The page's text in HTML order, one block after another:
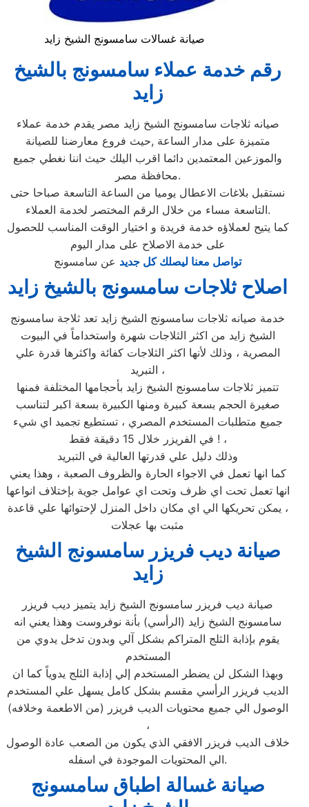
صيانة غسالات سامسونج الشيخ زايد
رقم خدمة عملاء سامسونج بالشيخ
زايد
صيانه ثلاجات سامسونج الشيخ زايد مصر يقدم خدمة عملاء
متميزة على مدار الساعة ,حيث فروع معارضنا للصيانة
والموزعين المعتمدين دائما اقرب اليلك حيث اننا نغطي جميع
محافظة مصر.
نستقبل بلاغات الاعطال يوميا من الساعة التاسعة صباحا حتى
التاسعة مساء من خلال الرقم المختصر لخدمة العملاء.
كما يتيح لعملاؤه خدمة فريدة و اختيار الوقت المناسب للحصول
على خدمة الاصلاح على مدار اليوم
تواصل معنا ليصلك كل جديد عن سامسونج
اصلاح ثلاجات سامسونج بالشيخ زايد
خدمة صيانه ثلاجات سامسونج الشيخ زايد تعد ثلاجة سامسونج
الشيخ زايد من اكثر الثلاجات شهرة واستخداماً في البيوت
المصرية ، وذلك لأنها اكثر الثلاجات كفائة واكثرها قدرة علي
التبريد ،
تتميز ثلاجات سامسونج الشيخ زايد بأحجامها المختلفة فمنها
صغيرة الحجم بسعة كبيرة ومنها الكبيرة بسعة اكبر لتناسب
جميع متطلبات المستخدم المصري ، تستطيع تجميد اي شيء
في الفريزر خلال 15 دقيقة فقط ! ،
وذلك دليل علي قدرتها العالية في التبريد
كما انها تعمل في الاجواء الحارة والظروف الصعبة ، وهذا يعني
انها تعمل تحت اي ظرف وتحت اي عوامل جوية بإختلاف انواعها
، يمكن تحريكها الي اي مكان داخل المنزل لإحتوائها علي قاعدة
مثبت بها عجلات
صيانة ديب فريزر سامسونج الشيخ
زايد
صيانة ديب فريزر سامسونج الشيخ زايد يتميز ديب فريزر
سامسونج الشيخ زايد (الرأسي) بأنة نوفروست وهذا يعني انه
يقوم بإذابة الثلج المتراكم بشكل آلي وبدون تدخل يدوي من
المستخدم
وبهذا الشكل لن يضطر المستخدم إلي إذابة الثلج يدوياً كما ان
الديب فريزر الرأسي مقسم بشكل كامل يسهل علي المستخدم
الوصول الي جميع محتويات الديب فريزر (من الاطعمة وخلافه)
،
خلاف الديب فريزر الافقي الذي يكون من الصعب عادة الوصول
الي المحتويات الموجودة في اسفله.
صيانة غسالة اطباق سامسونج